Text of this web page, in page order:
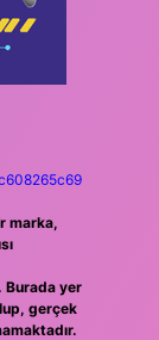
marka,
Burada yer
gerçek